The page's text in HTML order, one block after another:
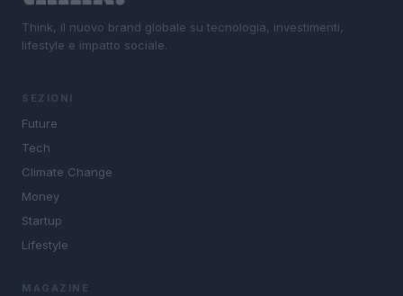
Think, il nuovo brand globale su tecnologia, investimenti,
lifestyle e impatto sociale.
SEZIONI
Future
Tech
Climate Change
Money
Startup
Lifestyle
MAGAZINE